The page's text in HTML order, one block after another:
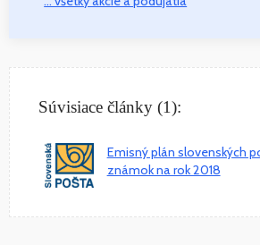
Súvisiace články (1):
Emisný plán slovenských
známok na rok 2018